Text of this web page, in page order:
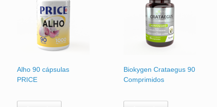
Alho 90 cápsulas
PRICE
Biokygen Crataegus 90
Comprimidos